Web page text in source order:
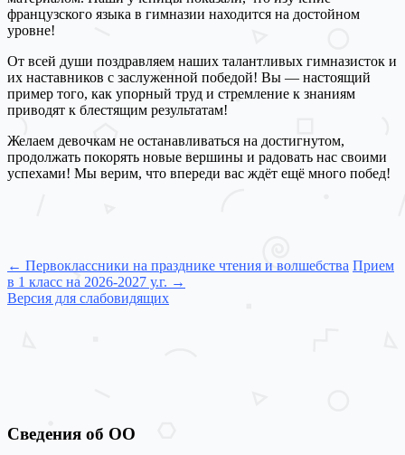
французского языка в гимназии находится на достойном
уровне!
От всей души поздравляем наших талантливых гимназисток и
их наставников с заслуженной победой! Вы — настоящий
пример того, как упорный труд и стремление к знаниям
приводят к блестящим результатам!
Желаем девочкам не останавливаться на достигнутом,
продолжать покорять новые вершины и радовать нас своими
успехами! Мы верим, что впереди вас ждёт ещё много побед!
Post
navigation
← Первоклассники на празднике чтения и волшебства Прием
в 1 класс на 2026-2027 у.г. →
Версия для слабовидящих
Сведения об ОО